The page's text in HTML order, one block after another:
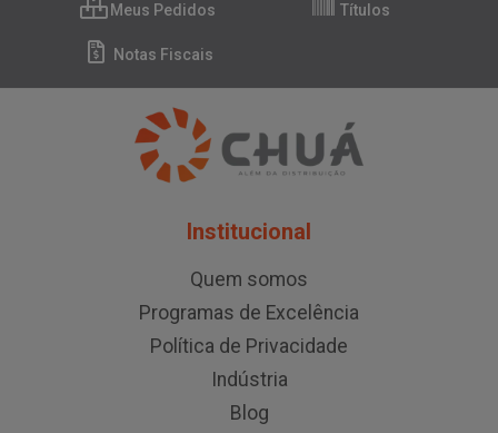
Meus Pedidos Títulos
Notas Fiscais
Institucional
Quem somos
Programas de Excelência
Política de Privacidade
Indústria
Blog